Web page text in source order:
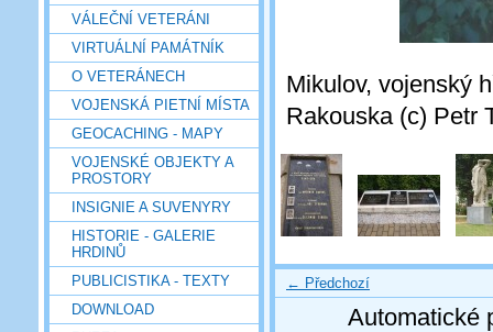
VÁLEČNÍ VETERÁNI
VIRTUÁLNÍ PAMÁTNÍK
O VETERÁNECH
VOJENSKÁ PIETNÍ MÍSTA
GEOCACHING - MAPY
VOJENSKÉ OBJEKTY A
PROSTORY
INSIGNIE A SUVENYRY
HISTORIE - GALERIE
HRDINŮ
PUBLICISTIKA - TEXTY
DOWNLOAD
Mikulov, vojenský
Rakouska (c) Petr
← Předchozí
Automatické